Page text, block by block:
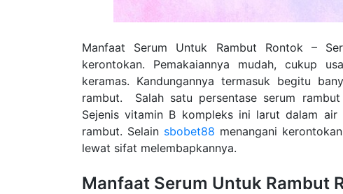
Manfaat Serum Untuk Rambut Rontok –
kerontokan. Pemakaiannya mudah, cukup
keramas. Kandungannya termasuk begitu
rambut. Salah satu persentase serum
Sejenis vitamin B kompleks ini larut dalam
rambut. Selain sbobet88 menangani
lewat sifat melembapkannya.
Manfaat Serum Untuk Rambut